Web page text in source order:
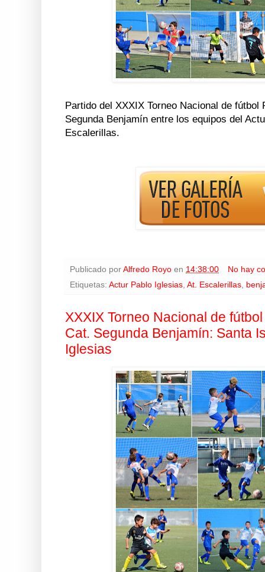
Partido del XXXIX Torneo Nacional de
Segunda Benjamín entre los equipos del
Escalerillas.
Publicado por Alfredo Royo en 14:38:00
No hay
Etiquetas: Actur Pablo Iglesias, At. Escalerillas,
XXXIX Torneo Nacional de
Cat. Segunda Benjamín: Santa
Iglesias